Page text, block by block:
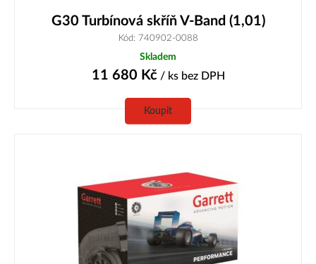
G30 Turbínová skříň V-Band (1,01)
Kód: 740902-0088
Skladem
11 680 Kč/ ks bez DPH
Koupit